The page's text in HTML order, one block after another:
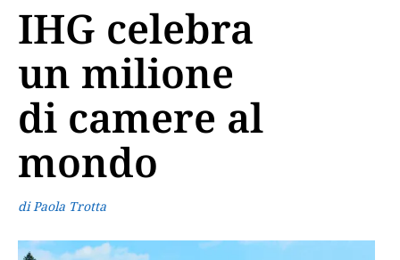
IHG celebra
un milione
di camere al
mondo
di Paola Trotta